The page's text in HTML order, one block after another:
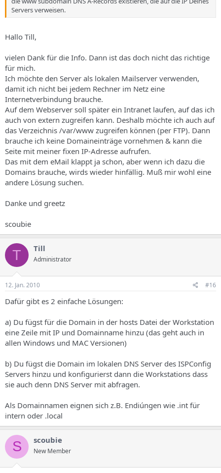
Servers verweisen.
Hallo Till,
vielen Dank für die Info. Dann ist das doch nicht das richtige
für mich.
Ich möchte den Server als lokalen Mailserver verwenden,
damit ich nicht bei jedem Rechner im Netz eine
Internetverbindung brauche.
Auf dem Webserver soll später ein Intranet laufen, auf das ich
auch von extern zugreifen kann. Deshalb möchte ich auch auf
das Verzeichnis /var/www zugreifen können (per FTP). Dann
brauche ich keine Domaineinträge vornehmen & kann die
Seite mit meiner fixen IP-Adresse aufrufen.
Das mit dem eMail klappt ja schon, aber wenn ich dazu die
Domains brauche, wirds wieder hinfällig. Muß mir wohl eine
andere Lösung suchen.
Danke und greetz
scoubie
T Till
Administrator
12. Jan. 2010 #16
Dafür gibt es 2 einfache Lösungen:
a) Du fügst für die Domain in der hosts Datei der Workstation
eine Zeile mit IP und Domainname hinzu (das geht auch in
allen Windows und MAC Versionen)
b) Du fügst die Domain im lokalen DNS Server des ISPConfig
Servers hinzu und konfigurierst dann die Workstations dass
sie auch denn DNS Server mit abfragen.
Als Domainnamen eignen sich z.B. Endiúngen wie .int für
intern oder .local
S scoubie
New Member